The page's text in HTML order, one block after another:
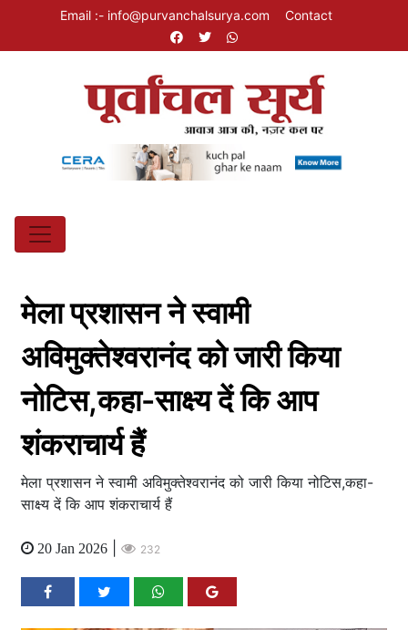
Email :- info@purvanchalsurya.com Contact
मेला प्रशासन ने स्वामी
अविमुक्तेश्वरानंद को जारी किया
नोटिस,कहा-साक्ष्य दें कि आप
शंकराचार्य हैं
मेला प्रशासन ने स्वामी अविमुक्तेश्वरानंद को जारी किया नोटिस,कहा-
साक्ष्य दें कि आप शंकराचार्य हैं
20 Jan 2026 232